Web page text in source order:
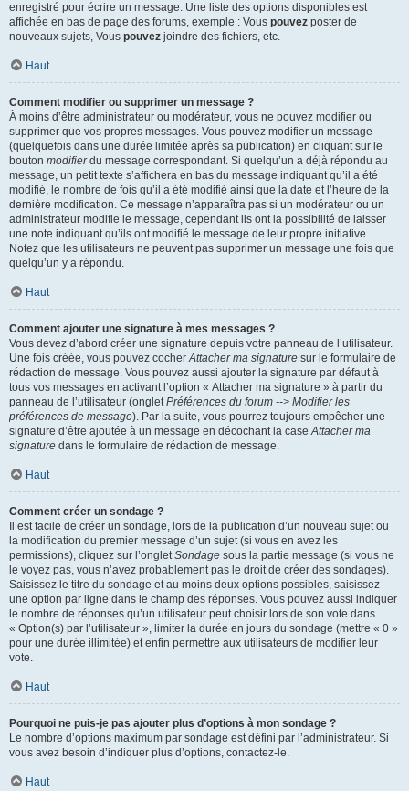
enregistré pour écrire un message. Une liste des options disponibles est
affichée en bas de page des forums, exemple : Vous pouvez poster de
nouveaux sujets, Vous pouvez joindre des fichiers, etc.
Haut
Comment modifier ou supprimer un message ?
À moins d’être administrateur ou modérateur, vous ne pouvez modifier ou
supprimer que vos propres messages. Vous pouvez modifier un message
(quelquefois dans une durée limitée après sa publication) en cliquant sur le
bouton modifierdu message correspondant. Si quelqu’un a déjà répondu au
message, un petit texte s’affichera en bas du message indiquant qu’il a été
modifié, le nombre de fois qu’il a été modifié ainsi que la date et l’heure de la
dernière modification. Ce message n’apparaîtra pas si un modérateur ou un
administrateur modifie le message, cependant ils ont la possibilité de laisser
une note indiquant qu’ils ont modifié le message de leur propre initiative.
Notez que les utilisateurs ne peuvent pas supprimer un message une fois que
quelqu’un y a répondu.
Haut
Comment ajouter une signature à mes messages ?
Vous devez d’abord créer une signature depuis votre panneau de l’utilisateur.
Une fois créée, vous pouvez cocherAttacher ma signature sur le formulaire de
rédaction de message. Vous pouvez aussi ajouter la signature par défaut à
tous vos messages en activant l’option « Attacher ma signature » à partir du
panneau de l’utilisateur (ongletPréférences du forum --> Modifier les
préférences de message). Par la suite, vous pourrez toujours empêcher une
signature d’être ajoutée à un message en décochant la caseAttacher ma
signature dans le formulaire de rédaction de message.
Haut
Comment créer un sondage ?
Il est facile de créer un sondage, lors de la publication d’un nouveau sujet ou
la modification du premier message d’un sujet (si vous en avez les
permissions), cliquez sur l’ongletSondage sous la partie message (si vous ne
le voyez pas, vous n’avez probablement pas le droit de créer des sondages).
Saisissez le titre du sondage et au moins deux options possibles, saisissez
une option par ligne dans le champ des réponses. Vous pouvez aussi indiquer
le nombre de réponses qu’un utilisateur peut choisir lors de son vote dans
« Option(s) par l’utilisateur », limiter la durée en jours du sondage (mettre « 0 »
pour une durée illimitée) et enfin permettre aux utilisateurs de modifier leur
vote.
Haut
Pourquoi ne puis-je pas ajouter plus d’options à mon sondage ?
Le nombre d’options maximum par sondage est défini par l’administrateur. Si
vous avez besoin d’indiquer plus d’options, contactez-le.
Haut